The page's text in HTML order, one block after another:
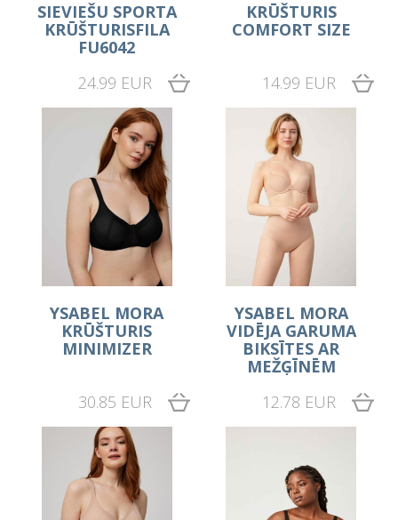
SIEVIEŠU SPORTA
KRŪŠTURISFILA
FU6042
24.99 EUR
KRŪŠTURIS
COMFORT SIZE
14.99 EUR
YSABEL MORA
KRŪŠTURIS
MINIMIZER
30.85 EUR
YSABEL MORA
VIDĒJA GARUMA
BIKSĪTES AR
MEŽĢĪNĒM
12.78 EUR